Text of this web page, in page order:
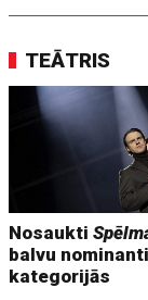
TEĀTRIS
Nosaukti
balvu
kategorijās